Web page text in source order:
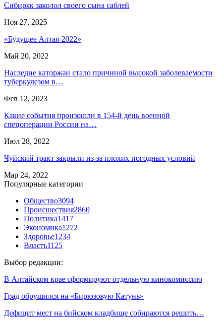
Сибиряк заколол своего сына саблей
Ноя 27, 2025
«Будущее Алтая-2022»
Май 20, 2022
Наследие каторжан стало причиной высокой заболеваемости
туберкулезом в…
Фев 12, 2023
Какие события произошли в 154-й день военной
спецоперации России на…
Июл 28, 2022
Чуйский тракт закрыли из-за плохих погодных условий
Мар 24, 2022
Популярные категории
Общество3094
Происшествия2860
Политика1417
Экономика1272
Здоровье1234
Власть1125
Выбор редакции:
В Алтайском крае сформируют отдельную кинокомиссию
Град обрушился на «Бирюзовую Катунь»
Дефицит мест на бийском кладбище собираются решить…